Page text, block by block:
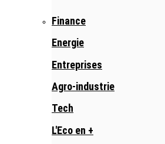
Finance
Energie
Entreprises
Agro-industrie
Tech
L'Eco en +